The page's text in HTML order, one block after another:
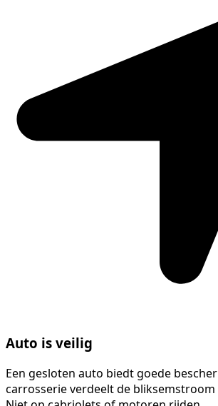
Auto is veilig
Een gesloten auto biedt goede
carrosserie verdeelt de